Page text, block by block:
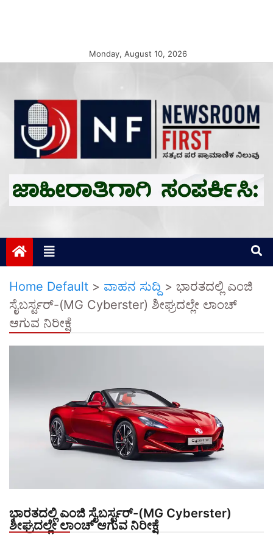
Monday, August 10, 2026
Newsroom First
Home Default > ವಾಹನ ಸುದ್ದಿ > ಭಾರತದಲ್ಲಿ ಎಂಜಿ
ಸೈಬರ್ಸ್ಟರ್-(MG Cyberster) ಶೀಘ್ರದಲ್ಲೇ ಲಾಂಚ್
ಆಗುವ ನಿರೀಕ್ಷೆ
ಭಾರತದಲ್ಲಿ ಎಂಜಿ ಸೈಬರ್ಸ್ಟರ್-(MG Cyberster)
ಶೀಘ್ರದಲ್ಲೇ ಲಾಂಚ್ ಆಗುವ ನಿರೀಕ್ಷೆ